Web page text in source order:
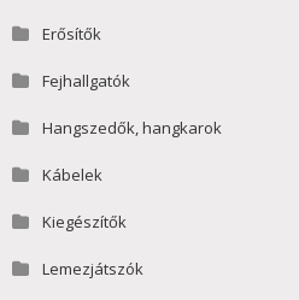
Erősítők
Fejhallgatók
Hangszedők, hangkarok
Kábelek
Kiegészítők
Lemezjátszók